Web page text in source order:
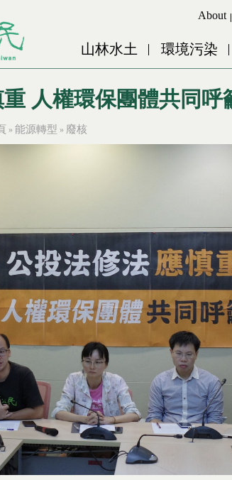
Jump to
Jump to MainAbout
山林水土 環境污染
人權環保團體共同呼
» 能源轉型 » 廢核